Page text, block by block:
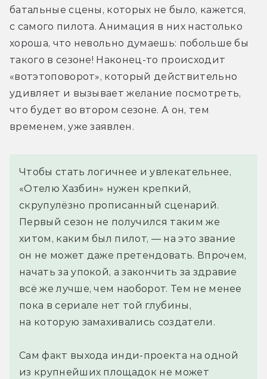
батальные сцены, которых не было, кажется,
с самого пилота. Анимация в них настолько
хороша, что невольно думаешь: побольше бы
такого в сезоне! Наконец-то происходит
«вотэтоповорот», который действительно
удивляет и вызывает желание посмотреть,
что будет во втором сезоне. А он, тем
временем, уже заявлен.
Чтобы стать логичнее и увлекательнее,
«Отелю Хазбин» нужен крепкий,
скрупулёзно прописанный сценарий.
Первый сезон не получился таким же
хитом, каким был пилот, — на это звание
он не может даже претендовать. Впрочем,
начать за упокой, а закончить за здравие
всё же лучше, чем наоборот. Тем не менее
пока в сериале нет той глубины,
на которую замахивались создатели.
Сам факт выхода инди-проекта на одной
из крупнейших площадок не может